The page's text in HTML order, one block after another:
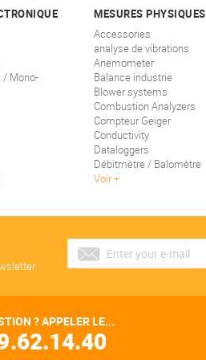
/ Mono-
MESURES PHYSIQUES
Accessories
analyse de vibrations
Anemometer
Balance industrie
Blower systems
Combustion Analyzers
Compteur Geiger
Conductivity
Dataloggers
Débitmètre / Balomètre
Voir
? APPELER LE...